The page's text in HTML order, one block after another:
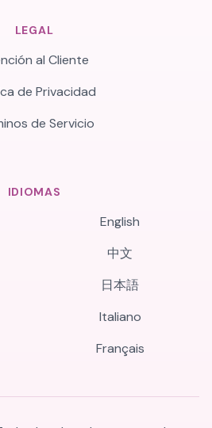
LEGAL
al Cliente
de Privacidad
de Servicio
IDIOMAS
English
中文
日本語
Italiano
Français